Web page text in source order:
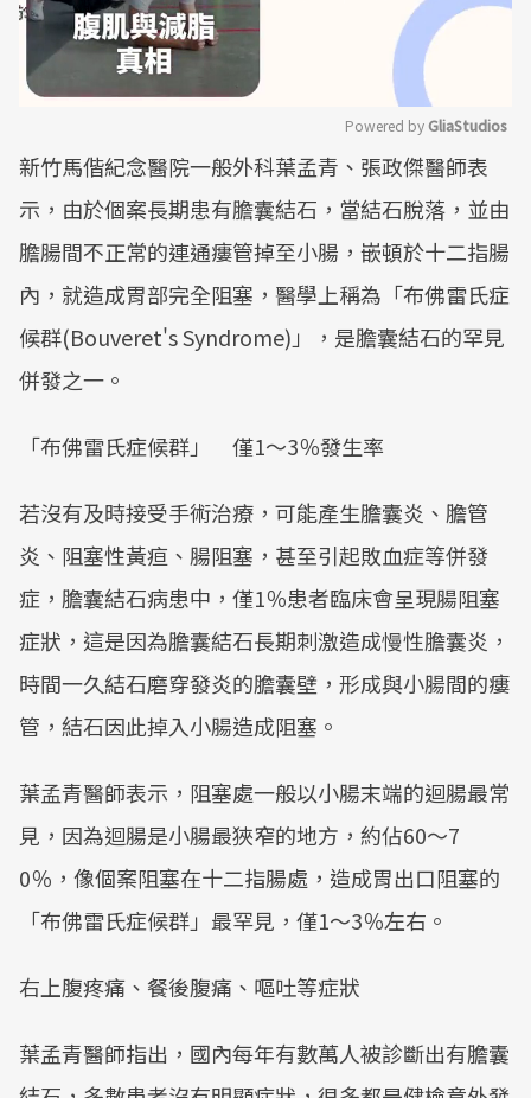
Mute
Powered by GliaStudios
新竹馬偕紀念醫院一般外科葉孟青、張政傑醫師表
示，由於個案長期患有膽囊結石，當結石脫落，並由
膽腸間不正常的連通瘻管掉至小腸，嵌頓於十二指腸
內，就造成胃部完全阻塞，醫學上稱為「布佛雷氏症
候群(Bouveret's Syndrome)」，是膽囊結石的罕見
併發之一。
「布佛雷氏症候群」 僅1～3％發生率
若沒有及時接受手術治療，可能產生膽囊炎、膽管
炎、阻塞性黃疸、腸阻塞，甚至引起敗血症等併發
症，膽囊結石病患中，僅1％患者臨床會呈現腸阻塞
症狀，這是因為膽囊結石長期刺激造成慢性膽囊炎，
時間一久結石磨穿發炎的膽囊壁，形成與小腸間的瘻
管，結石因此掉入小腸造成阻塞。
葉孟青醫師表示，阻塞處一般以小腸末端的迴腸最常
見，因為迴腸是小腸最狹窄的地方，約佔60～7
0％，像個案阻塞在十二指腸處，造成胃出口阻塞的
「布佛雷氏症候群」最罕見，僅1～3％左右。
右上腹疼痛、餐後腹痛、嘔吐等症狀
葉孟青醫師指出，國內每年有數萬人被診斷出有膽囊